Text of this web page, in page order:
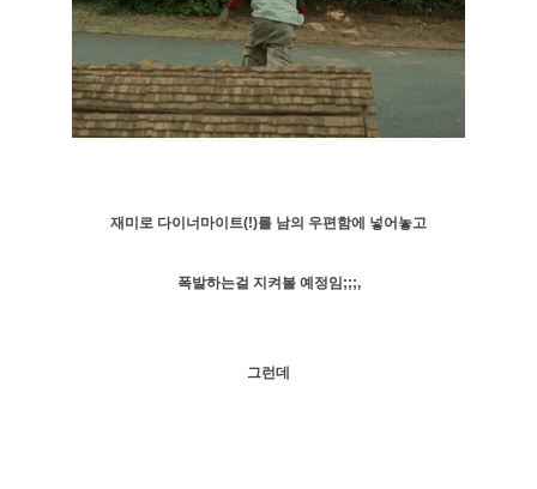
재미로 다이너마이트(!)를 남의 우편함에 넣어놓고
폭발하는걸 지켜볼 예정임;;;,
그런데